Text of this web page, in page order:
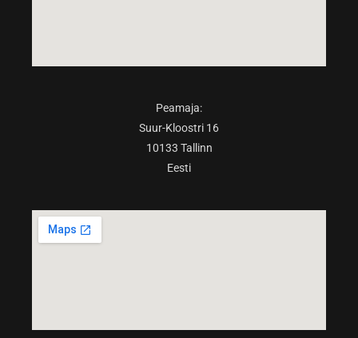
Peamaja:
Suur-Kloostri 16
10133 Tallinn
Eesti